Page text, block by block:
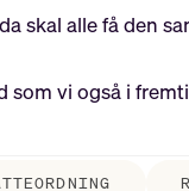
skal alle få den
vi også i